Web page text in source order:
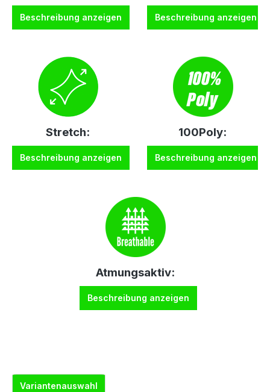
Beschreibung anzeigen Beschreibung anzeigen
Stretch:
Beschreibung anzeigen
100Poly:
Beschreibung anzeigen
Atmungsaktiv:
Beschreibung anzeigen
Variantenauswahl